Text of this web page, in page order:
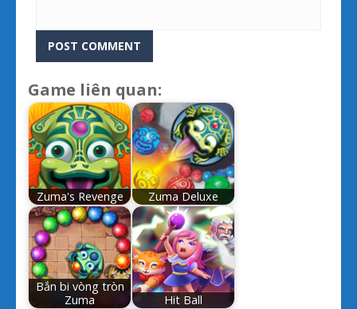
Game liên quan:
Zuma's Revenge Zuma Deluxe
Bắn bi vòng tròn
Zuma
Hit Ball